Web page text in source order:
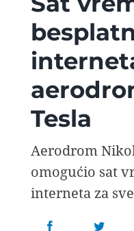
AVIOPEDIA
SPECIJAL
FOTO PRIČA
TEMA
AGENT
Tesla
Aerodrom
omogućio sat
interneta za